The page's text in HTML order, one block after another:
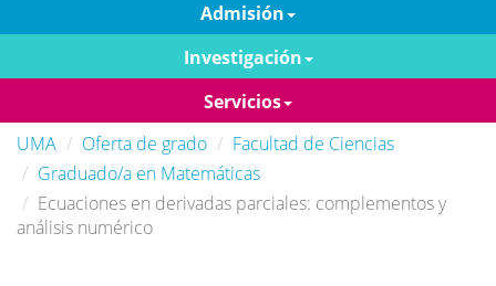
Admisión
Investigación
Servicios
UMA
Oferta de grado
Facultad de Ciencias
Graduado/a en Matemáticas
Ecuaciones en derivadas parciales: complementos y
análisis numérico